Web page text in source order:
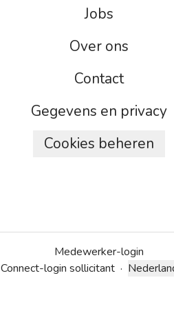
Jobs
Over ons
Contact
Gegevens en privacy
Cookies beheren
Medewerker-login
Connect-login sollicitant · Taal